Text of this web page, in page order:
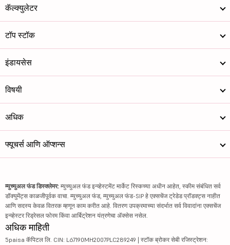
कॅल्क्युलेटर
टॉप स्टॉक
इंडायसेस
विषयी
अधिक
फ्यूचर्स आणि ऑप्शन्स
म्युच्युअल फंड डिस्क्लेमर: म्युच्युअल फंड इन्व्हेस्टमेंट मार्केट रिस्कच्या अधीन आहेत, स्कीम संबंधित सर्व
डॉक्युमेंट्स काळजीपूर्वक वाचा. म्युच्युअल फंड, म्युच्युअल फंड-SIP हे एक्सचेंज ट्रेडेड प्रॉडक्ट्स नाहीत
आणि सदस्य केवळ वितरक म्हणून काम करीत आहे. वितरण उपक्रमाच्या संदर्भात सर्व विवादांना एक्सचेंज
इन्व्हेस्टर रिड्रेसल फोरम किंवा आर्बिट्रेशन यंत्रणेचा ॲक्सेस नसेल.
अधिक माहिती
5paisa कॅपिटल लि. CIN: L67190MH2007PLC289249 | स्टॉक ब्रोकर सेबी रजिस्ट्रेशन: